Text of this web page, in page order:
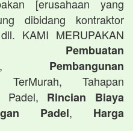
[erusahaan yang
dibidang kontraktor
KAMI MERUPAKAN
Pembuatan
, Pembangunan
Tahapan
Padel, Rincian Biaya
Padel, Harga